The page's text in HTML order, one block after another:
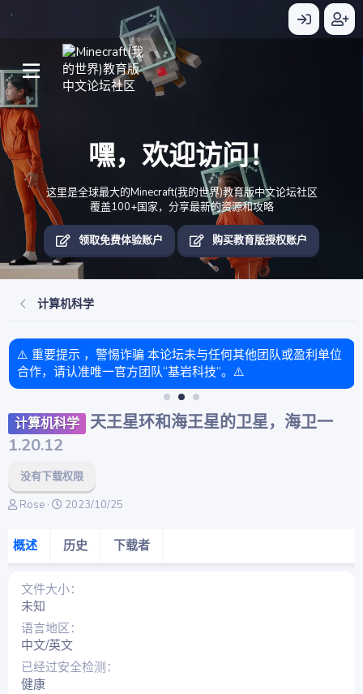
嘿，欢迎访问！
这里是全球最大的Minecraft(我的世界)教育版中文论坛社区
覆盖100+国家，分享最新的资源和攻略
领取免费体验账户 购买教育版授权账户
计算机科学
⚠️ 重要提示 ，警惕诈骗 本论坛未与任何其他团队或盈利单位
合作，请认准唯一官方团队“基岩科技”。⚠️
计算机科学
天王星环和海王星的卫星，海卫一
1.20.12
没有下载权限
作
Rose
创
期
2023/10/25
概述 历史 下载者
文件大小
未知
语言地区
中文/英文
已经过安全检测
健康